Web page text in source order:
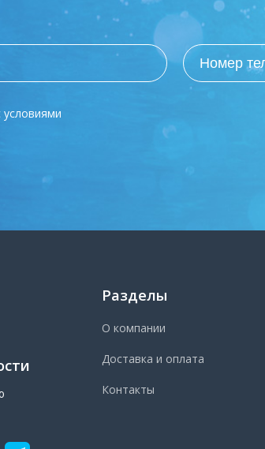
условиями
Разделы
О компании
Доставка и оплата
Контакты